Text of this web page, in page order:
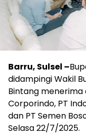
Barru, Sulsel –
didampingi Wakil
Bintang menerima
Corporindo, PT
dan PT Semen
Selasa 22/7/2025.